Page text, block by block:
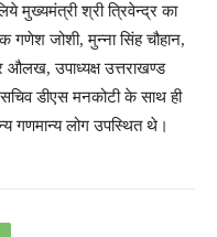
मुख्यमंत्री श्री त्रिवेन्द्र का
गणेश जोशी, मुन्ना सिंह चौहान,
औलख, उपाध्यक्ष उत्तराखण्ड
डीएस मनकोटी के साथ ही
गणमान्य लोग उपस्थित थे।